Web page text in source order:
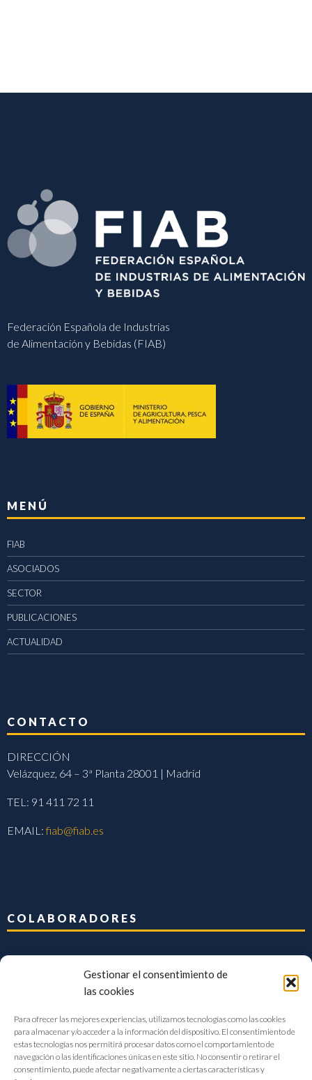
Gestionar el consentimiento de
las cookies
Para ofrecer las mejores experiencias, utilizamos tecnologías como las cookies
para almacenar y/o acceder a la información del dispositivo. El consentimiento de
estas tecnologías nos permitirá procesar datos como el comportamiento de
navegación o las identificaciones únicas en este sitio. No consentir o retirar el
consentimiento, puede afectar negativamente a ciertas características y
Federación Española de Industrias
de Alimentación y Bebidas (FIAB)
MENÚ
FIAB
ASOCIADOS
SECTOR
PUBLICACIONES
ACTUALIDAD
CONTACTO
DIRECCIÓN
Velázquez, 64 – 3ª Planta 28001 | Madrid
TEL: 91 411 72 11
EMAIL:fiab@fiab.es
COLABORADORES